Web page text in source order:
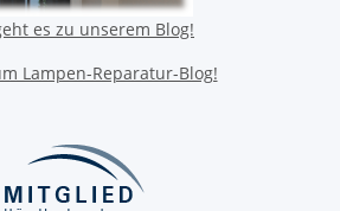
es zu unserem Blog!
Lampen-Reparatur-Blog!